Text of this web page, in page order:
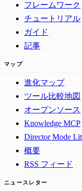
フレームワーク
チュートリアル
ガイド
記事
マップ
進化マップ
ツール比較地図
オープンソース
Knowledge MCP
Director Mode
概要
RSS フィード
ニュースレター